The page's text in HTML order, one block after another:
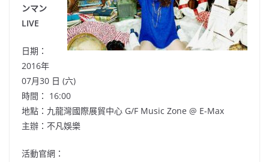
ンマン
LIVE
日期：
2016年
07月30 日 (六)
時間： 16:00
地點： 九龍灣國際展貿中心 G/F Music Zone @ E-Max
主辦：不凡娛樂
活動官網：